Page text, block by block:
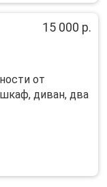
15 000 р.
от
диван, два